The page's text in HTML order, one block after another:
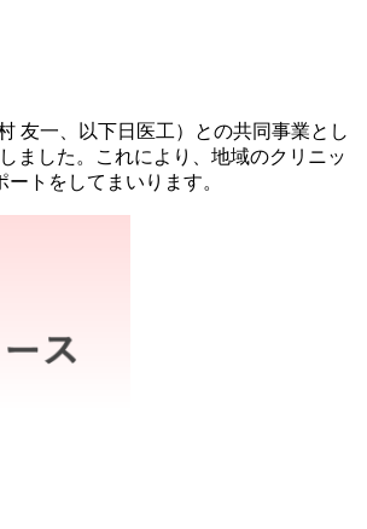
友一、以下日医工）との共同事業とし
ました。これにより、地域のクリニッ
トをしてまいります。